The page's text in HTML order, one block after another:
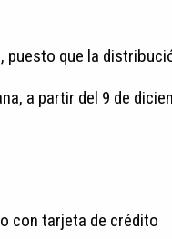
que la
a partir del 9 de
con tarjeta de crédito